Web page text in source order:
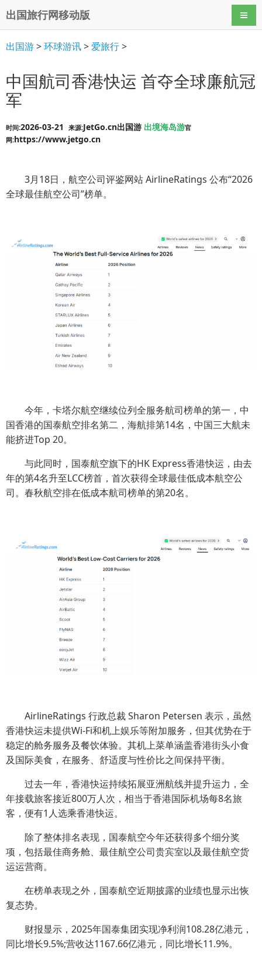
出国旅行网移动版 导航
出国游>环球游讯>爱旅行>
中国航司香港快运 首夺全球廉航冠
军
时间:2026-03-21 来源:JetGo.cn出国游 出境海岛游官
网:https://www.jetgo.cn
3月18日，航空公司评鉴网站 AirlineRatings 公布“2026
全球最佳航空公司”榜单。
今年，卡塔尔航空继续位列全服务航司榜单的第一，中
国香港的国泰航空排名第二，海航排第14名，中国三大航未
能挤进Top 20。
与此同时，国泰航空旗下的HK Express香港快运，由去
年的第4名升至LCC榜首，首次获得全球最佳低成本航空公
司。春秋航空排在低成本航司榜单的第20名。
AirlineRatings 行政总裁 Sharon Petersen 表示，虽然
香港快运未提供Wi-Fi和机上娱乐等附加服务，但其优势在于
稳定的舱务服务及餐饮体验。其机上菜单涵盖香港街头小食
及国际美食，在服务、舒适度与性价比之间保持平衡。
过去一年，香港快运持续拓展亚洲航线并提升运力，全
年接载旅客接近800万人次，相当于香港国际机场每8名旅
客，便有1人选乘香港快运。
除了整体排名表现，国泰航空今年还获得多个细分奖
项，包括最佳商务舱、最佳航空公司贵宾室以及最佳航空货
运运营商。
在榜单表现之外，国泰航空近期披露的业绩也显示出恢
复态势。
财报显示，2025年国泰集团实现净利润108.28亿港元，
同比增长9.5%;营收达1167.66亿港元，同比增长11.9%。